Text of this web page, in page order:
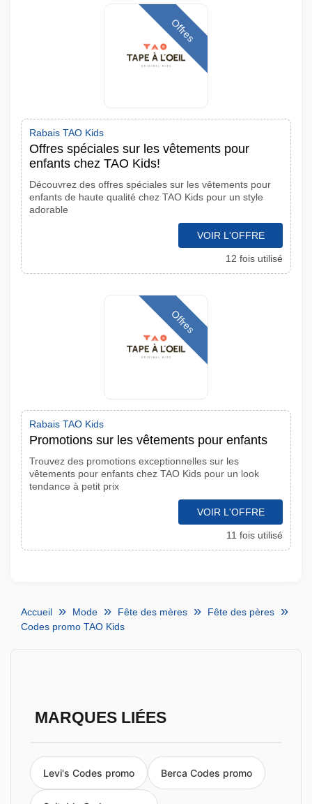
Offres
Rabais TAO Kids
Offres spéciales sur les vêtements pour
enfants chez TAO Kids!
Découvrez des offres spéciales sur les vêtements pour
enfants de haute qualité chez TAO Kids pour un style
adorable
VOIR L'OFFRE
12 fois utilisé
Offres
Rabais TAO Kids
Promotions sur les vêtements pour enfants
Trouvez des promotions exceptionnelles sur les
vêtements pour enfants chez TAO Kids pour un look
tendance à petit prix
VOIR L'OFFRE
11 fois utilisé
Accueil Mode Fête des mères
Fête des pères
Codes promo TAO Kids
MARQUES LIÉES
Levi's Codes promo Berca Codes promo